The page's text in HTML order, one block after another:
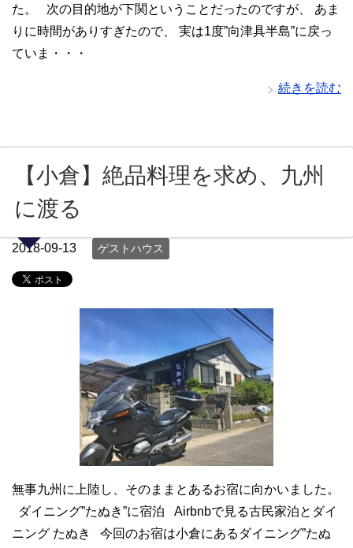
た。 次の目的地が下関ということだったのですが、 あま
りに時間がありすぎたので、 実は1度”向津具半島”に戻っ
ていま・・・
続きを読む
【小倉】絶品料理を求め、九州
に渡る
2018-09-13 ゲストハウス
無事九州に上陸し、そのままとあるお宿に向かいました。
ダイニング”たぬき”に宿泊 Airbnbで見る古民家泊とダイ
ニング たぬき 今回のお宿は小倉にあるダイニング”たぬ